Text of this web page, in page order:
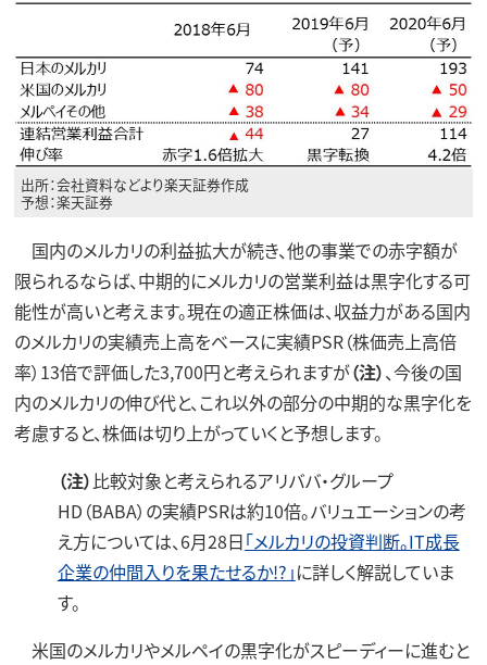
出所：会社資料などより楽天証券作成
予想：楽天証券
国内のメルカリの利益拡大が続き、他の事業での赤字額が
限られるならば、中期的にメルカリの営業利益は黒字化する可
能性が高いと考えます。現在の適正株価は、収益力がある国内
のメルカリの実績売上高をベースに実績PSR（株価売上高倍
率）13倍で評価した3,700円と考えられますが（注）、今後の国
内のメルカリの伸び代と、これ以外の部分の中期的な黒字化を
考慮すると、株価は切り上がっていくと予想します。
（注）比較対象と考えられるアリババ・グループ
HD（BABA）の実績PSRは約10倍。バリュエーションの考
え方については、6月28日「メルカリの投資判断。IT成長
企業の仲間入りを果たせるか!?」に詳しく解説していま
す。
米国のメルカリやメルペイの黒字化がスピーディーに進むと